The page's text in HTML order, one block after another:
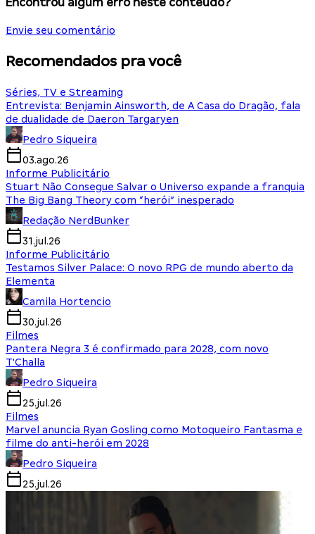
Encontrou algum erro neste conteúdo?
Envie seu comentário
Recomendados pra você
Séries, TV e Streaming
Entrevista: Benjamin Ainsworth, de A Casa do Dragão, fala
de dualidade de Daeron Targaryen
Pedro Siqueira
03.ago.26
Informe Publicitário
Stuart Não Consegue Salvar o Universo expande a franquia
The Big Bang Theory com “herói” inesperado
Redação NerdBunker
31.jul.26
Informe Publicitário
Testamos Silver Palace: O novo RPG de mundo aberto da
Elementa
Camila Hortencio
30.jul.26
Filmes
Pantera Negra 3 é confirmado para 2028, com novo
T'Challa
Pedro Siqueira
25.jul.26
Filmes
Marvel anuncia Ryan Gosling como Motoqueiro Fantasma e
filme do anti-herói em 2028
Pedro Siqueira
25.jul.26